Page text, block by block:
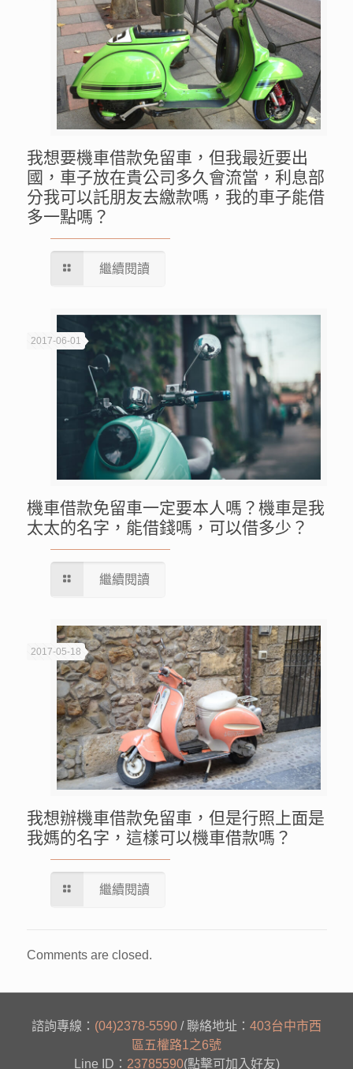
我想要機車借款免留車，但我最近要出
國，車子放在貴公司多久會流當，利息部
分我可以託朋友去繳款嗎，我的車子能借
多一點嗎？
繼續閱讀
2017-06-01
機車借款免留車一定要本人嗎？機車是我
太太的名字，能借錢嗎，可以借多少？
繼續閱讀
2017-05-18
我想辦機車借款免留車，但是行照上面是
我媽的名字，這樣可以機車借款嗎？
繼續閱讀
Comments are closed.
諮詢專線： (04)2378-5590 / 聯絡地址： 403台中市西
區五權路1之6號
Line ID： 23785590(點擊可加入好友)